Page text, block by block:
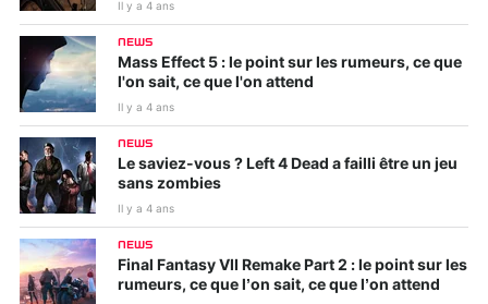
Il y a 4 ans
NEWS
Mass Effect 5 : le point sur les rumeurs, ce que
l'on sait, ce que l'on attend
Il y a 4 ans
NEWS
Le saviez-vous ? Left 4 Dead a failli être un jeu
sans zombies
Il y a 4 ans
NEWS
Final Fantasy VII Remake Part 2 : le point sur les
rumeurs, ce que l’on sait, ce que l’on attend